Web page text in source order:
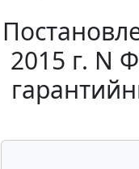
2015 г. N